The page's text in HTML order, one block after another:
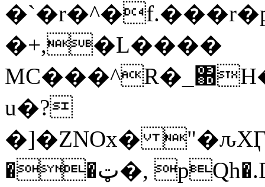
�+,�L����
u�?
�]�ZNOx�
��ټ�, pQh�.D �_��H���